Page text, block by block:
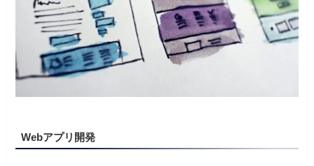
Webアプリ開発